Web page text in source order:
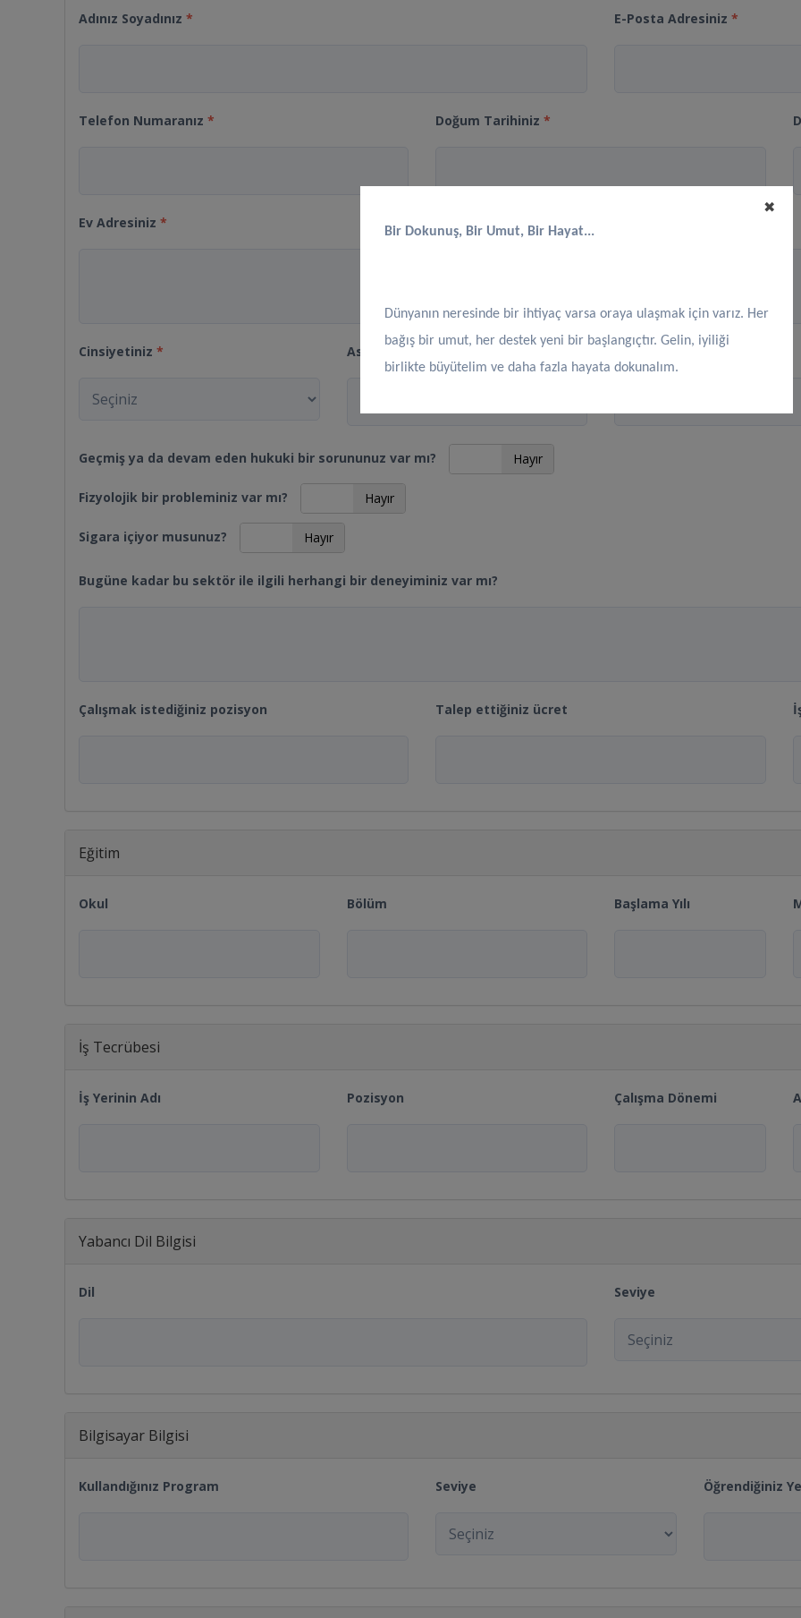
Adınız Soyadınız * E-Posta Adresiniz *
Telefon Numaranız * Doğum Tarihiniz *
Ev Adresiniz *
Cinsiyetiniz * Askerlik Durumunuz Medeni Durumunuz
Geçmiş ya da devam eden hukuki bir sorununuz var mı?
Evet Hayır
Fizyolojik bir probleminiz var mı?
Evet Hayır
Sigara içiyor musunuz?
Evet Hayır
Bugüne kadar bu sektör ile ilgili herhangi bir deneyiminiz var mı?
Çalışmak istediğiniz pozisyon Talep ettiğiniz ücret
Eğitim
Okul Bölüm Başlama Yılı
İş Tecrübesi
İş Yerinin Adı Pozisyon Çalışma Dönemi
Yabancı Dil Bilgisi
Dil Seviye
Bilgisayar Bilgisi
Kullandığınız Program Seviye Öğrendiğiniz
Bir Dokunuş, Bir Umut, Bir Hayat...
Dünyanın neresinde bir ihtiyaç varsa oraya ulaşmak için varız. Her
bağış bir umut, her destek yeni bir başlangıçtır. Gelin, iyiliği
birlikte büyütelim ve daha fazla hayata dokunalım.
✖